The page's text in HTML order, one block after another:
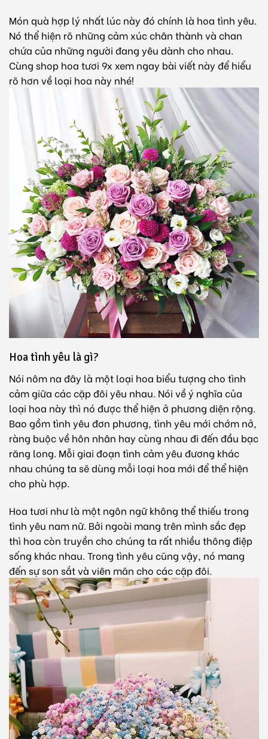
Món quà hợp lý nhất lúc này đó chính là hoa tình yêu.
Nó thể hiện rõ những cảm xúc chân thành và chan
chứa của những người đang yêu dành cho nhau.
Cùng shop hoa tươi 9x xem ngay bài viết này để hiểu
rõ hơn về loại hoa này nhé!
Hoa tình yêu là gì?
Nói nôm na đây là một loại hoa biểu tượng cho tình
cảm giữa các cặp đôi yêu nhau. Nói về ý nghĩa của
loại hoa này thì nó được thể hiện ở phương diện rộng.
Bao gồm tình yêu đơn phương, tình yêu mới chớm nở,
ràng buộc về hôn nhân hay cùng nhau đi đến đầu bạc
răng long. Mỗi giai đoạn tình cảm yêu đương khác
nhau chúng ta sẽ dùng mỗi loại hoa mới để thể hiện
cho phù hợp.
Hoa tươi như là một ngôn ngữ không thể thiếu trong
tình yêu nam nữ. Bởi ngoài mang trên mình sắc đẹp
thì hoa còn truyền cho chúng ta rất nhiều thông điệp
sống khác nhau. Trong tình yêu cũng vậy, nó mang
đến sự son sắt và viên mãn cho các cặp đôi.